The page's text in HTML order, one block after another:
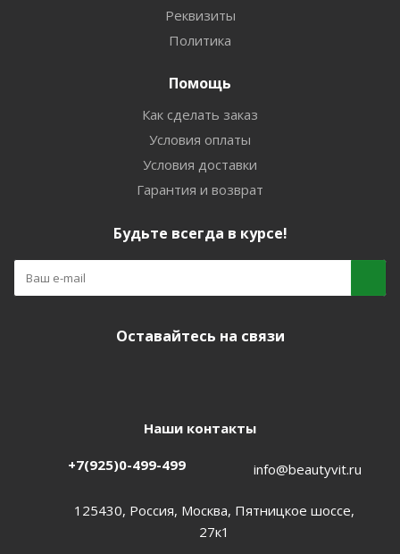
Реквизиты
Политика
Помощь
Как сделать заказ
Условия оплаты
Условия доставки
Гарантия и возврат
Будьте всегда в курсе!
Оставайтесь на связи
Наши контакты
+7(925)0-499-499 info@beautyvit.ru
125430, Россия, Москва, Пятницкое шоссе,
27к1